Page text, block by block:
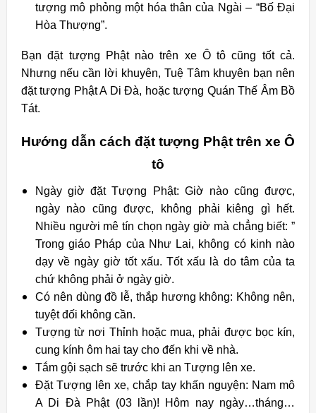
tượng mô phỏng một hóa thân của Ngài – “Bố Đại
Hòa Thượng”.
Bạn đặt tượng Phật nào trên xe Ô tô cũng tốt cả.
Nhưng nếu cần lời khuyên, Tuệ Tâm khuyên bạn nên
đặt tượng Phật A Di Đà, hoặc tượng Quán Thế Âm Bồ
Tát.
Hướng dẫn cách đặt tượng Phật trên xe Ô
tô
Ngày giờ đặt Tượng Phật: Giờ nào cũng được,
ngày nào cũng được, không phải kiêng gì hết.
Nhiều người mê tín chọn ngày giờ mà chẳng biết: ”
Trong giáo Pháp của Như Lai, không có kinh nào
dạy về ngày giờ tốt xấu. Tốt xấu là do tâm của ta
chứ không phải ở ngày giờ.
Có nên dùng đồ lễ, thắp hương không: Không nên,
tuyệt đối không cần.
Tượng từ nơi Thỉnh hoặc mua, phải được bọc kín,
cung kính ôm hai tay cho đến khi về nhà.
Tắm gội sạch sẽ trước khi an Tượng lên xe.
Đặt Tượng lên xe, chắp tay khấn nguyện: Nam mô
A Di Đà Phật (03 lần)! Hôm nay ngày…tháng…